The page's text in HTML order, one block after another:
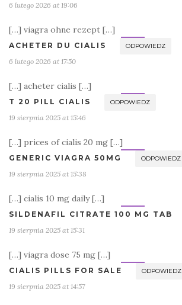
6 lutego 2026 at 19:06
[…] viagra ohne rezept […]
ACHETER DU CIALIS ODPOWIEDZ
6 lutego 2026 at 17:50
[…] acheter cialis […]
T 20 PILL CIALIS ODPOWIEDZ
19 sierpnia 2025 at 15:46
[…] prices of cialis 20 mg […]
GENERIC VIAGRA 50MG ODPOWIEDZ
19 sierpnia 2025 at 15:38
[…] cialis 10 mg daily […]
SILDENAFIL CITRATE 100 MG TAB
19 sierpnia 2025 at 15:31
[…] viagra dose 75 mg […]
CIALIS PILLS FOR SALE ODPOWIEDZ
19 sierpnia 2025 at 14:57